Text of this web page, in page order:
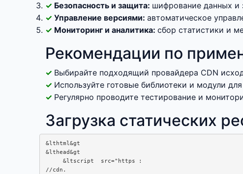
Безопасность и защита: шифрование данных и
Управление версиями: автоматическое
Мониторинг и аналитика: сбор статистики и
Рекомендации по
Выбирайте подходящий провайдера CDN
Используйте готовые библиотеки и модули
Регулярно проводите тестирование и
Загрузка статических
&lthtml&gt
&lthead&gt
     &ltscript  src="https :
//cdn.